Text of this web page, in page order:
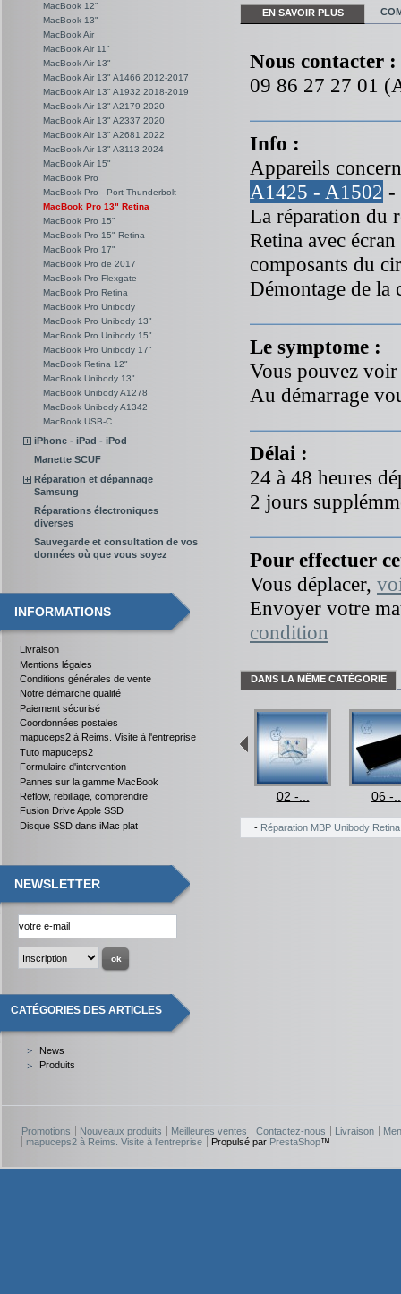
MacBook 12"
MacBook 13"
MacBook Air
MacBook Air 11"
MacBook Air 13"
MacBook Air 13" A1466 2012-2017
MacBook Air 13" A1932 2018-2019
MacBook Air 13" A2179 2020
MacBook Air 13" A2337 2020
MacBook Air 13" A2681 2022
MacBook Air 13" A3113 2024
MacBook Air 15"
MacBook Pro
MacBook Pro - Port Thunderbolt
MacBook Pro 13" Retina
MacBook Pro 15"
MacBook Pro 15" Retina
MacBook Pro 17"
MacBook Pro de 2017
MacBook Pro Flexgate
MacBook Pro Retina
MacBook Pro Unibody
MacBook Pro Unibody 13"
MacBook Pro Unibody 15"
MacBook Pro Unibody 17"
MacBook Retina 12"
MacBook Unibody 13"
MacBook Unibody A1278
MacBook Unibody A1342
MacBook USB-C
iPhone - iPad - iPod
Manette SCUF
Réparation et dépannage
Samsung
Réparations électroniques
diverses
Sauvegarde et consultation de vos
données où que vous soyez
INFORMATIONS
Livraison
Mentions légales
Conditions générales de vente
Notre démarche qualité
Paiement sécurisé
Coordonnées postales
mapuceps2 à Reims. Visite à l'entreprise
Tuto mapuceps2
Formulaire d'intervention
Pannes sur la gamme MacBook
Reflow, rebillage, comprendre
Fusion Drive Apple SSD
Disque SSD dans iMac plat
NEWSLETTER
CATÉGORIES DES ARTICLES
News
Produits
EN SAVOIR PLUS
Nous contacter :
09 86 27 27 01
Info :
Appareils
A1425 - A1502 -
La réparation du
Retina avec
composants du
Démontage de la
Le symptome :
Vous pouvez
Au démarrage
Délai :
24 à 48 heures
2 jours
Pour effectuer
Vous déplacer,
Envoyer votre
condition
DANS LA MÊME CATÉGORIE
-... 03 -... 02 -... 06 -
- Réparation MBP Unibody Retina
Promotions Nouveaux produits Meilleures ventes Contactez-nous Livraison
mapuceps2 à Reims. Visite à l'entreprise
Propulsé par PrestaShop™